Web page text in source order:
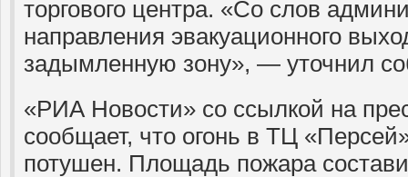
торгового центра. «Со слов
направления эвакуационного
задымленную зону», — уточнил
«РИА Новости» со ссылкой на
сообщает, что огонь в ТЦ
потушен. Площадь пожара